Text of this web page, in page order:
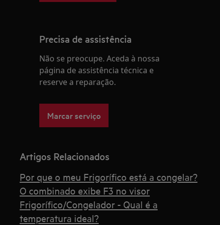
Precisa de assistência
Não se preocupe. Aceda à nossa
página de assistência técnica e
reserve a reparação.
Marcar serviço
Artigos Relacionados
Por que o meu Frigorífico está a congelar?
O combinado exibe F3 no visor
Frigorífico/Congelador - Qual é a
temperatura ideal?